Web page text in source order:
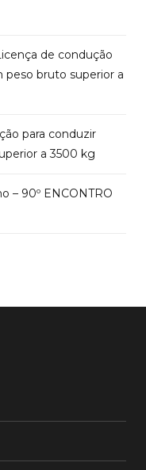
de condução
peso bruto superior a
para conduzir
a 3500 kg
– 90º ENCONTRO